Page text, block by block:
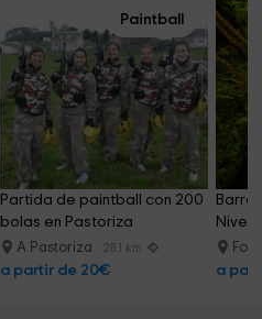
Paintball
Partida de paintball con 200
bolas en Pastoriza
A Pastoriza 28.1 km
a partir de 20€
Nivel
a